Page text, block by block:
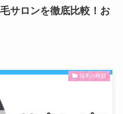
サロンを徹底比較！お
脱毛の種類